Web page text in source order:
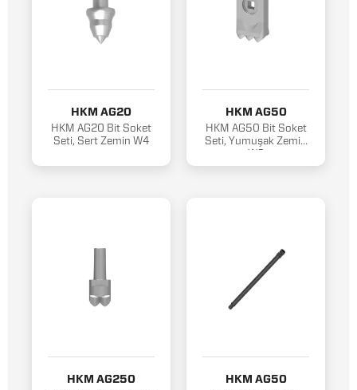
HKM AG20
HKM AG20 Bit Soket
Seti, Sert Zemin W4
HKM AG50
HKM AG50 Bit Soket
Seti, Yumuşak Zemin
HKM AG250 HKM AG50